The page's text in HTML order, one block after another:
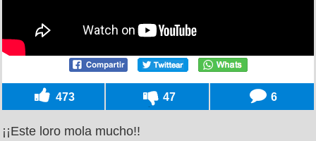
473 47 6
¡¡Este loro mola mucho!!